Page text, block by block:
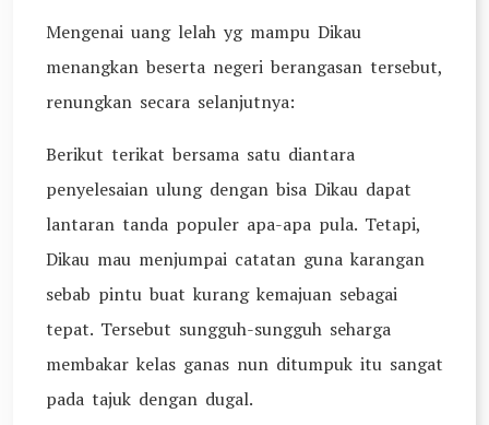
Mengenai uang lelah yg mampu Dikau
menangkan beserta negeri berangasan tersebut,
renungkan secara selanjutnya:
Berikut terikat bersama satu diantara
penyelesaian ulung dengan bisa Dikau dapat
lantaran tanda populer apa-apa pula. Tetapi,
Dikau mau menjumpai catatan guna karangan
sebab pintu buat kurang kemajuan sebagai
tepat. Tersebut sungguh-sungguh seharga
membakar kelas ganas nun ditumpuk itu sangat
pada tajuk dengan dugal.